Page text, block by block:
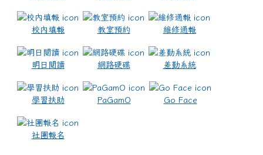
校內填報 教室預約 維修通報
明日閱讀 網路硬碟 差勤系統
學習扶助 PaGamO Go Face
社團報名